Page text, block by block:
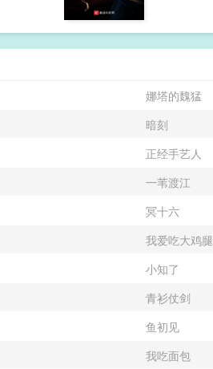
娜塔的魏猛
暗刻
正经手艺人
一苇渡江
冥十六
我爱吃大鸡腿
小知了
青衫仗剑
鱼初见
我吃面包